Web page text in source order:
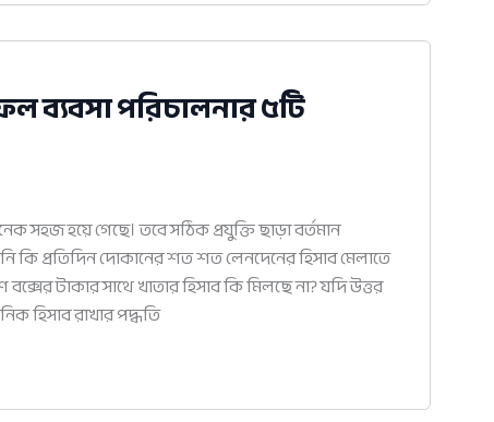
ব্যবসা পরিচালনার ৫টি
সহজ হয়ে গেছে। তবে সঠিক প্রযুক্তি ছাড়া বর্তমান
কি প্রতিদিন দোকানের শত শত লেনদেনের হিসাব মেলাতে
টাকার সাথে খাতার হিসাব কি মিলছে না? যদি উত্তর
হিসাব রাখার পদ্ধতি